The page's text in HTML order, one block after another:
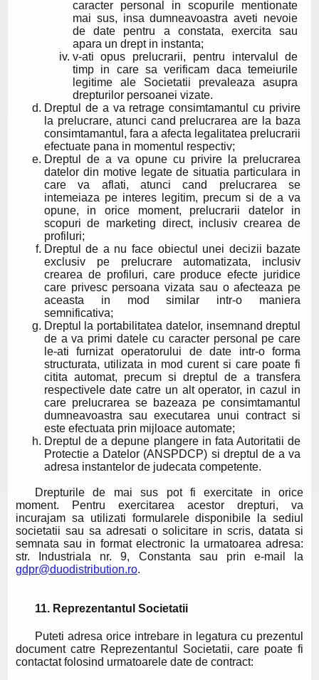
caracter personal in scopurile mentionate
mai sus, insa dumneavoastra aveti nevoie
de date pentru a constata, exercita sau
apara un drept in instanta;
v-ati opus prelucrarii, pentru intervalul de
timp in care sa verificam daca temeiurile
legitime ale Societatii prevaleaza asupra
drepturilor persoanei vizate.
Dreptul de a va retrage consimtamantul cu privire
la prelucrare, atunci cand prelucrarea are la baza
consimtamantul, fara a afecta legalitatea prelucrarii
efectuate pana in momentul respectiv;
Dreptul de a va opune cu privire la prelucrarea
datelor din motive legate de situatia particulara in
care va aflati, atunci cand prelucrarea se
intemeiaza pe interes legitim, precum si de a va
opune, in orice moment, prelucrarii datelor in
scopuri de marketing direct, inclusiv crearea de
profiluri;
Dreptul de a nu face obiectul unei decizii bazate
exclusiv pe prelucrare automatizata, inclusiv
crearea de profiluri, care produce efecte juridice
care privesc persoana vizata sau o afecteaza pe
aceasta in mod similar intr-o maniera
semnificativa;
Dreptul la portabilitatea datelor, insemnand dreptul
de a va primi datele cu caracter personal pe care
le-ati furnizat operatorului de date intr-o forma
structurata, utilizata in mod curent si care poate fi
citita automat, precum si dreptul de a transfera
respectivele date catre un alt operator, in cazul in
care prelucrarea se bazeaza pe consimtamantul
dumneavoastra sau executarea unui contract si
este efectuata prin mijloace automate;
Dreptul de a depune plangere in fata Autoritatii de
Protectie a Datelor (ANSPDCP) si dreptul de a va
adresa instantelor de judecata competente.
Drepturile de mai sus pot fi exercitate in orice
moment. Pentru exercitarea acestor drepturi, va
incurajam sa utilizati formularele disponibile la sediul
societatii sau sa adresati o solicitare in scris, datata si
semnata sau in format electronic la urmatoarea adresa:
str. Industriala nr. 9, Constanta sau prin e-mail la
gdpr@duodistribution.ro.
11. Reprezentantul Societatii
Puteti adresa orice intrebare in legatura cu prezentul
document catre Reprezentantul Societatii, care poate fi
contactat folosind urmatoarele date de contract: